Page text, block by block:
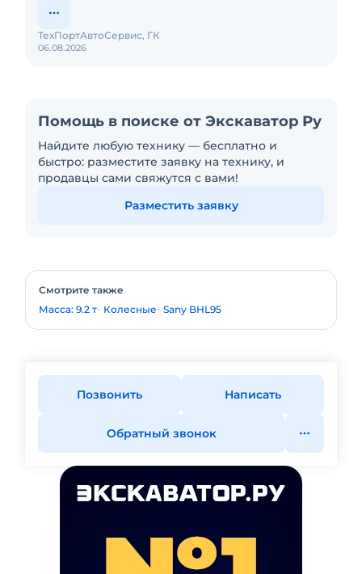
06.08.2026
ТехПортАвтоСервис, ГК
Помощь в поиске от Экскаватор Ру
Найдите любую технику — бесплатно и
быстро: разместите заявку на технику, и
продавцы сами свяжутся с вами!
Разместить заявку
Смотрите также
Масса: 9.2 т Колесные Sany BHL95
Позвонить Написать
Обратный звонок